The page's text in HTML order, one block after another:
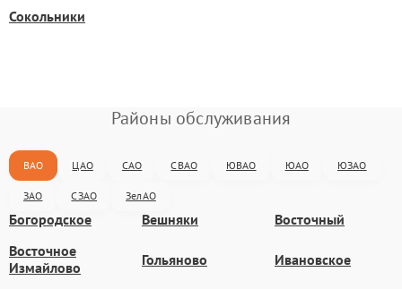
Сокольники
Районы обслуживания
ВАО ЦАО САО СВАО ЮВАО ЮАО ЮЗАО
ЗАО СЗАО ЗелАО
Богородское Вешняки
Восточный
Восточное
Измайлово
Гольяново Ивановское